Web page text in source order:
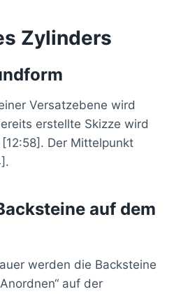
Zylinders
Versatzebene wird
erstellte Skizze wird
Der Mittelpunkt
auf dem
werden die Backsteine
auf der